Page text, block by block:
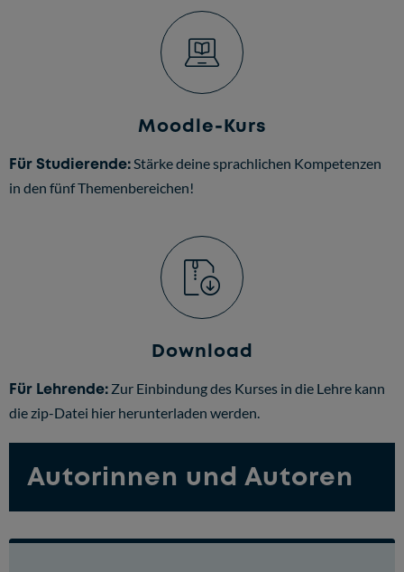
Moodle-Kurs
Für Studierende:Stärke deine sprachlichen Kompetenzen
in den fünf Themenbereichen!
Download
Für Lehrende: Zur Einbindung des Kurses in die Lehre kann
die zip-Datei hier herunterladen werden.
Autorinnen und Autoren